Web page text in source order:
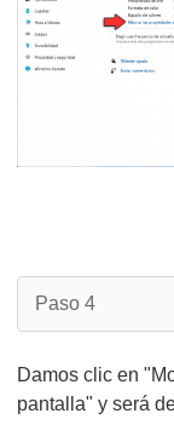
Paso 4
Damos clic en
pantalla" y será